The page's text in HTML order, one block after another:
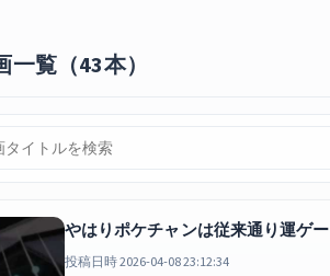
覧（43本）
やはりポケチャンは従来通り運ゲ
投稿日時 2026-04-08 23:12:34